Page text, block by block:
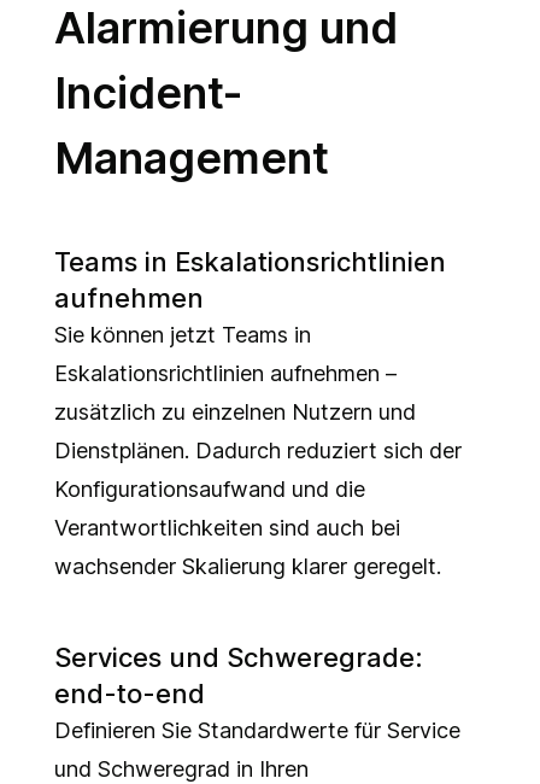
Alarmierung und
Incident-
Management
Teams in Eskalationsrichtlinien
aufnehmen
Sie können jetzt Teams in
Eskalationsrichtlinien aufnehmen –
zusätzlich zu einzelnen Nutzern und
Dienstplänen. Dadurch reduziert sich der
Konfigurationsaufwand und die
Verantwortlichkeiten sind auch bei
wachsender Skalierung klarer geregelt.
Services und Schweregrade:
end-to-end
Definieren Sie Standardwerte für Service
und Schweregrad in Ihren